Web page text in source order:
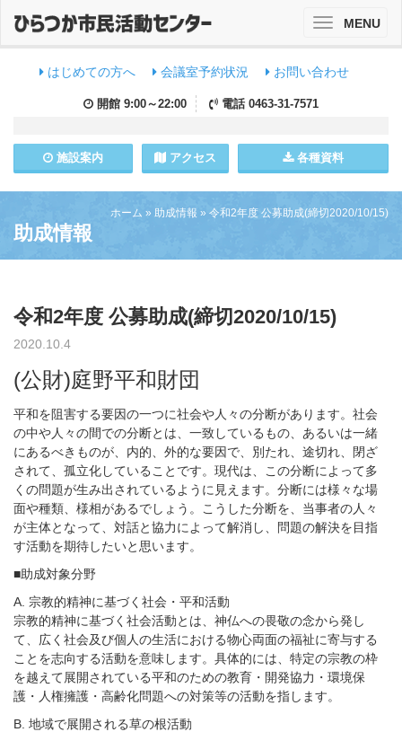
はじめての方へ 会議室予約状況 お問い合わせ
開館 9:00～22:00 電話 0463-31-7571
施設案内 アクセス 各種資料
ToggleMENU
ホーム » 助成情報 » 令和2年度 公募助成(締切2020/10/15)
助成情報
令和2年度 公募助成(締切2020/10/15)
2020.10.4
(公財)庭野平和財団
平和を阻害する要因の一つに社会や人々の分断があります。社会
の中や人々の間での分断とは、一致しているもの、あるいは一緒
にあるべきものが、内的、外的な要因で、別たれ、途切れ、閉ざ
されて、孤立化していることです。現代は、この分断によって多
くの問題が生み出されているように見えます。分断には様々な場
面や種類、様相があるでしょう。こうした分断を、当事者の人々
が主体となって、対話と協力によって解消し、問題の解決を目指
す活動を期待したいと思います。
■助成対象分野
A. 宗教的精神に基づく社会・平和活動
宗教的精神に基づく社会活動とは、神仏への畏敬の念から発し
て、広く社会及び個人の生活における物心両面の福祉に寄与する
ことを志向する活動を意味します。具体的には、特定の宗教の枠
を越えて展開されている平和のための教育・開発協力・環境保
護・人権擁護・高齢化問題への対策等の活動を指します。
B. 地域で展開される草の根活動